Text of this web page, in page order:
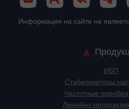
Информация на сайте не
ИБП
Стабилизаторы
Частотные
Линейно-